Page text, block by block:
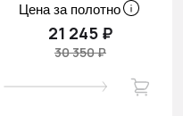
Цена за полотно
21 245 ₽
30 350 ₽